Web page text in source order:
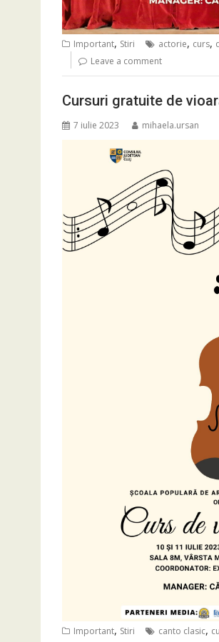
Important, Stiri actorie, curs,
Leave a comment
Cursuri gratuite de
7 iulie 2023 mihaela.ursan
Important, Stiri canto clasic,